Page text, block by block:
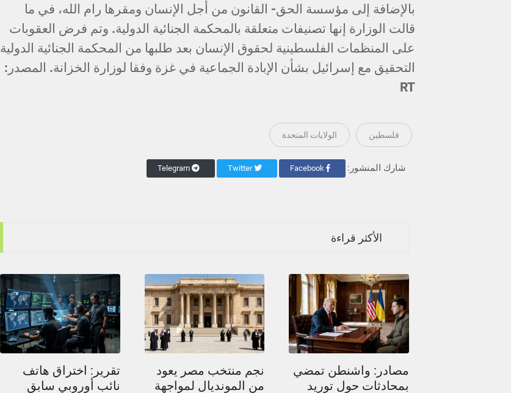
بالإضافة إلى مؤسسة الحق- القانون من أجل الإنسان ومقرها رام الله، في ما
قالت الوزارة إنها تصنيفات متعلقة بالمحكمة الجنائية الدولية. وتم فرض العقوبات
على المنظمات الفلسطينية لحقوق الإنسان بعد طلبها من المحكمة الجنائية الدولية
التحقيق مع إسرائيل بشأن الإبادة الجماعية في غزة وفقا لوزارة الخزانة. المصدر:
RT
فلسطين الولايات المتحدة
شارك المنشور: Twitter
الأكثر قراءة
مصادر: واشنطن تمضي
بمحادثات حول توريد
نجم منتخب مصر يعود
من المونديال لمواجهة
تقرير: اختراق هاتف
نائب أوروبي سابق